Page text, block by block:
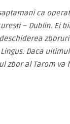
ca
– Dublin. Ei
Daca
zbor al Tarom va